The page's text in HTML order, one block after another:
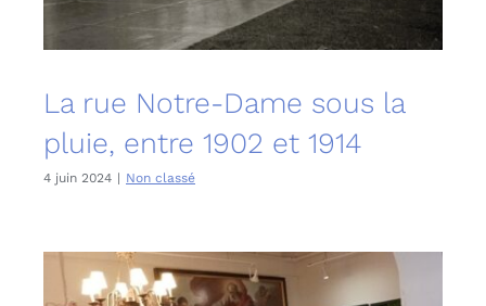
La rue Notre-Dame sous la
pluie, entre 1902 et 1914
4 juin 2024 | Non classé